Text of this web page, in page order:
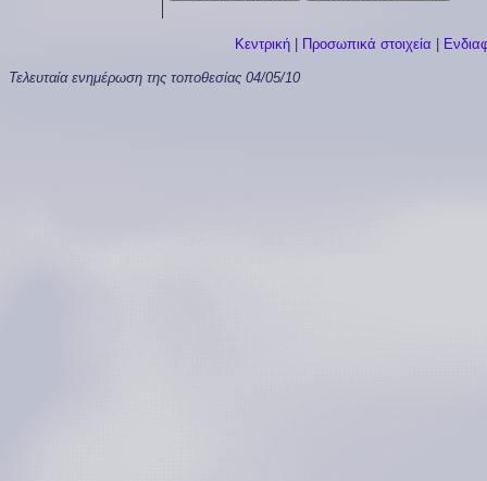
Κεντρική| Προσωπικά στοιχεία
Τελευταία ενημέρωση της τοποθεσίας 04/05/10